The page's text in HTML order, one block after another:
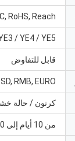
RoHS, Reach
/ YE4 / YE5
قابل للتفاوض
RMB, EURO
كرتون / حالة
من 10 أيام إلى 30 يومًا